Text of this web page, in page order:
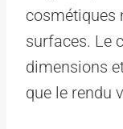
cosmétiques
surfaces. Le
dimensions
que le rendu